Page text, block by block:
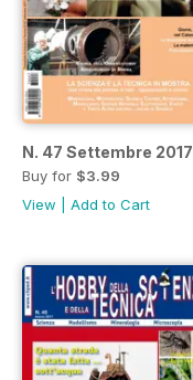
N. 47 Settembre 2017
Buy for $3.99
View
Add to Cart